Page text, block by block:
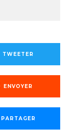
TWEETER
ENVOYER
PARTAGER